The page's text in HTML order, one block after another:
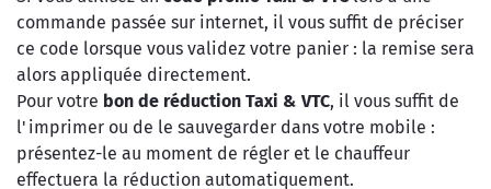
commande passée sur internet, il vous suffit de préciser
ce code lorsque vous validez votre panier : la remise sera
alors appliquée directement.
Pour votre bon de réduction Taxi & VTC, il vous suffit de
l'imprimer ou de le sauvegarder dans votre mobile :
présentez-le au moment de régler et le chauffeur
effectuera la réduction automatiquement.